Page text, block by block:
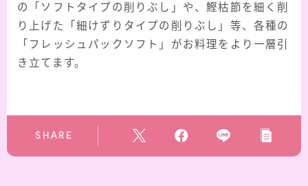
の「ソフトタイプの削りぶし」や、鰹枯節を細く削
り上げた「細けずりタイプの削りぶし」等、各種の
「フレッシュパックソフト」がお料理をより一層引
き立てます。
SHARE